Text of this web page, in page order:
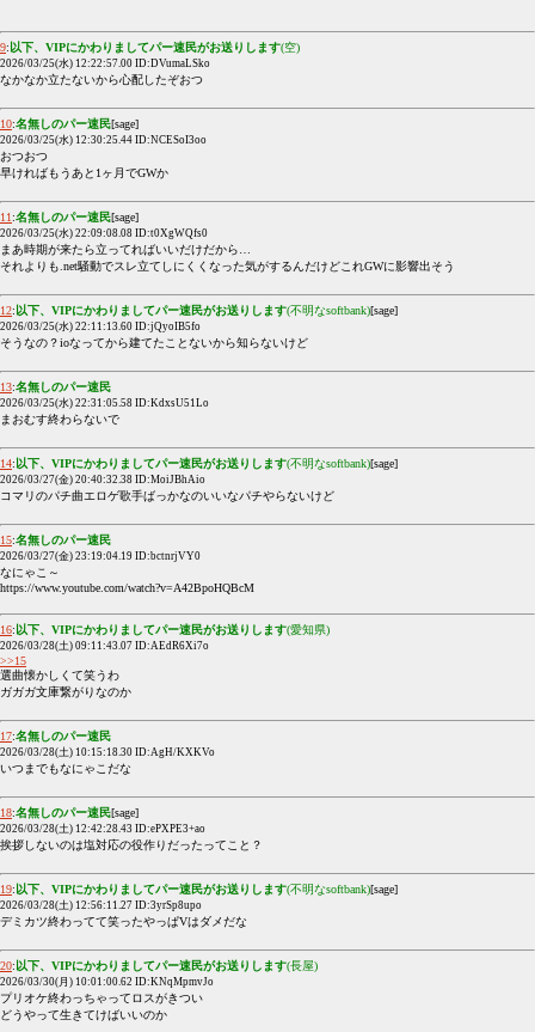
9: 以下、VIPにかわりましてパー速民がお送りします(空)
2026/03/25(水) 12:22:57.00 ID:DVumaLSko
なかなか立たないから心配したぞおつ
10:名無しのパー速民[sage]
2026/03/25(水) 12:30:25.44 ID:NCESoI3oo
おつおつ
早ければもうあと1ヶ月でGWか
11 :名無しのパー速民[sage]
2026/03/25(水) 22:09:08.08 ID:t0XgWQfs0
まあ時期が来たら立ってればいいだけだから…
それよりも.net騒動でスレ立てしにくくなった気がするんだけどこれGWに影響出そう
12: 以下、VIPにかわりましてパー速民がお送りします(不明なsoftbank)[sage]
2026/03/25(水) 22:11:13.60 ID:jQyoIB5fo
そうなの？ioなってから建てたことないから知らないけど
13:名無しのパー速民
2026/03/25(水) 22:31:05.58 ID:KdxsU51Lo
まおむす終わらないで
14: 以下、VIPにかわりましてパー速民がお送りします(不明なsoftbank)[sage]
2026/03/27(金) 20:40:32.38 ID:MoiJBhAio
コマリのパチ曲エロゲ歌手ばっかなのいいなパチやらないけど
15:名無しのパー速民
2026/03/27(金) 23:19:04.19 ID:bctnrjVY0
なにゃこ～
https://www.youtube.com/watch?v=A42BpoHQBcM
16: 以下、VIPにかわりましてパー速民がお送りします(愛知県)
2026/03/28(土) 09:11:43.07 ID:AEdR6Xi7o
>>15
選曲懐かしくて笑うわ
ガガガ文庫繋がりなのか
17:名無しのパー速民
2026/03/28(土) 10:15:18.30 ID:AgH/KXKVo
いつまでもなにゃこだな
18:名無しのパー速民[sage]
2026/03/28(土) 12:42:28.43 ID:ePXPE3+ao
挨拶しないのは塩対応の役作りだったってこと？
19: 以下、VIPにかわりましてパー速民がお送りします(不明なsoftbank)[sage]
2026/03/28(土) 12:56:11.27 ID:3yrSp8upo
デミカツ終わってて笑ったやっぱVはダメだな
20: 以下、VIPにかわりましてパー速民がお送りします(長屋)
2026/03/30(月) 10:01:00.62 ID:KNqMpmvJo
プリオケ終わっちゃってロスがきつい
どうやって生きてけばいいのか